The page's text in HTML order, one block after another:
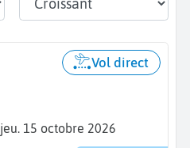
jeu. 15 octobre 2026
Vol direct